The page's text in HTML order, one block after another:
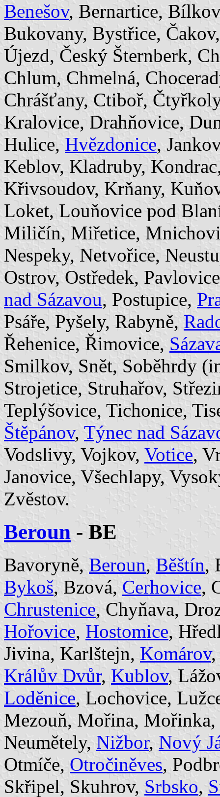
Benešov, Bernartice,
Bukovany, Bystřice,
Újezd, Český Šternberk,
Chlum, Chmelná,
Chrášťany, Ctiboř,
Kralovice, Drahňovice,
Hulice, Hvězdonice,
Keblov, Kladruby,
Křivsoudov, Krňany,
Loket, Louňovice pod
Miličín, Miřetice,
Nespeky, Netvořice,
Ostrov, Ostředek,
nad Sázavou, Postupice,
Psáře, Pyšely, Rabyně,
Řehenice, Řimovice,
Smilkov, Snět, Soběhrdy
Strojetice, Struhařov,
Teplýšovice, Tichonice,
Štěpánov, Týnec nad
Vodslivy, Vojkov, Votice,
Janovice, Všechlapy,
Zvěstov.
Beroun - BE
Bavoryně, Beroun, Běštín,
Bykoš, Bzová, Cerhovice,
Chrustenice, Chyňava,
Hořovice, Hostomice,
Jivina, Karlštejn, Komárov
Králův Dvůr, Kublov,
Loděnice, Lochovice,
Mezouň, Mořina, Mořinka,
Neumětely, Nižbor, Nový
Otmíče, Otročiněves,
Skřipel, Skuhrov, Srbsko,